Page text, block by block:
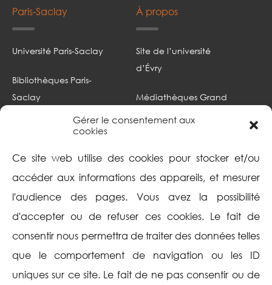
Gérer le consentement aux
cookies
Ce site web utilise des cookies pour stocker et/ou
accéder aux informations des appareils, et mesurer
l'audience des pages. Vous avez la possibilité
d'accepter ou de refuser ces cookies. Le fait de
consentir nous permettra de traiter des données telles
que le comportement de navigation ou les ID
uniques sur ce site. Le fait de ne pas consentir ou de
Paris-Saclay
Université Paris-Saclay
Bibliothèques Paris-
Saclay
Portail documentaire
À propos
Site de l’université
d’Évry
Médiathèques Grand
Mentions légales
Politique de cookies
(UE)
Aide Suivez-nous